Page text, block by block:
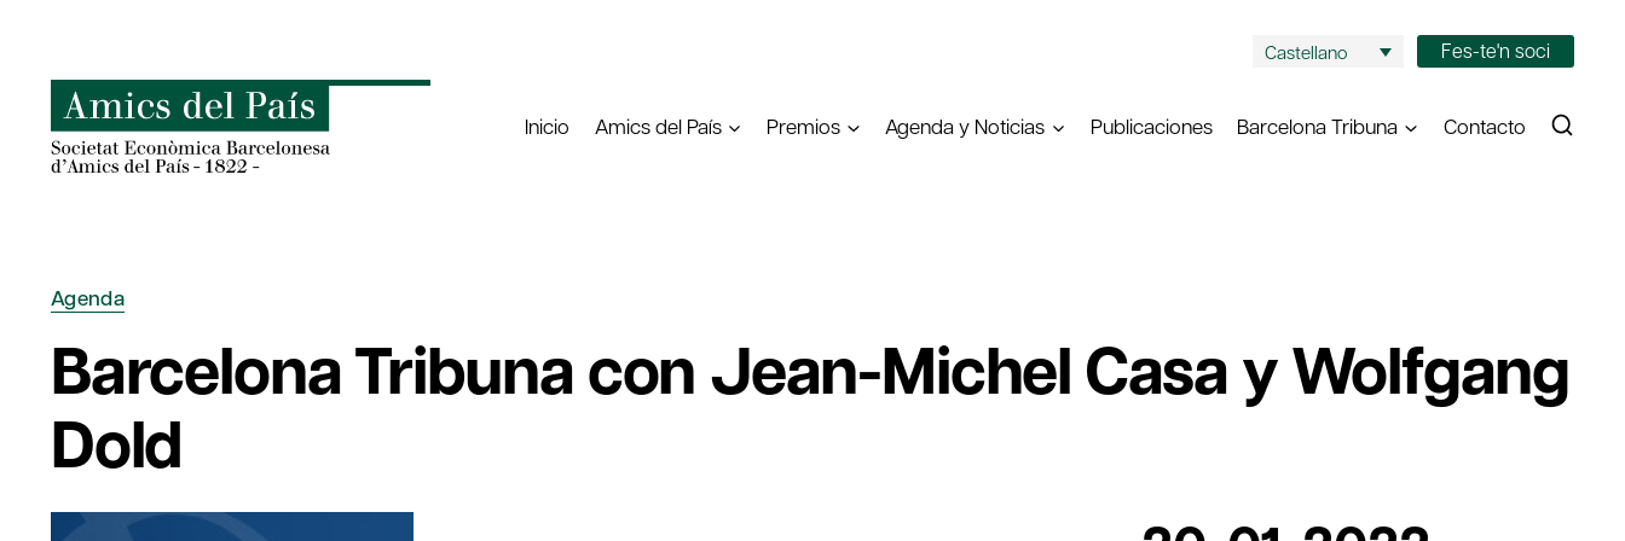
contenido
Castellano Fes-te'n soci
Inicio Amics del País Premios Agenda y Noticias Publicaciones Barcelona Tribuna Contacto
Agenda
Barcelona Tribuna con Jean-Michel Casa y Wolfgang
Dold